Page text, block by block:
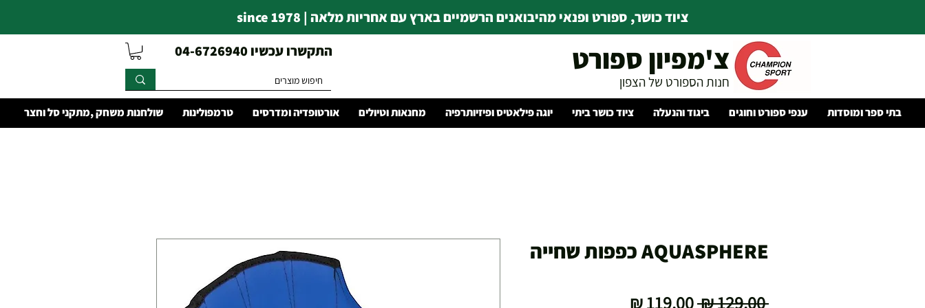
ציוד כושר, ספורט ופנאי מהיבואנים הרשמיים בארץ עם אחריות מלאה | since 1978
התקשרו עכשיו 04-6726940
צ'מפיון ספורט
חנות הספורט של הצפון
בתי ספר ומוסדות ענפי ספורט וחוגים ביגוד והנעלה ציוד כושר ביתי יוגה פילאטיס ופיזיותרפיה מחנאות וטיולים אורטופדיה ומדרסים טרמפולינות שולחנות משחק ,מתקני סל וחצר
AQUASPHERE כפפות שחייה
‏129.00 ‏₪ מחיר